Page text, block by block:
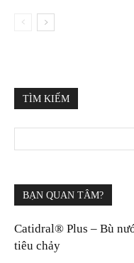
TÌM KIẾM
BẠN QUAN TÂM?
Catidral® Plus – Bù
tiêu chảy